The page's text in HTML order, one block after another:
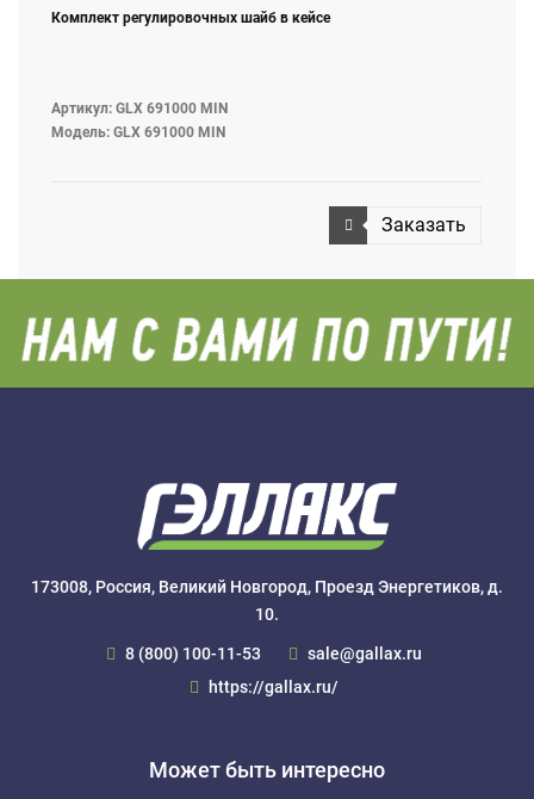
Комплект регулировочных шайб в кейсе
Артикул: GLX 691000 MIN
Модель: GLX 691000 MIN
Заказать
173008, Россия, Великий Новгород, Проезд Энергетиков, д.
10.
8 (800) 100-11-53
sale@gallax.ru
https://gallax.ru/
Может быть интересно